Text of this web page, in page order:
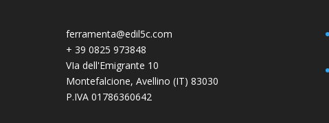
ferramenta@edil5c.com
+ 39 0825 973848
VIa dell'Emigrante 10
Montefalcione, Avellino (IT) 83030
P.IVA 01786360642